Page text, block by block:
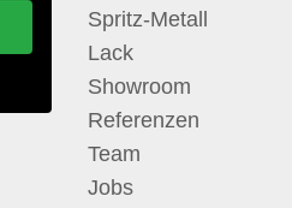
Spritz-Metall
Lack
Showroom
Referenzen
Team
Jobs